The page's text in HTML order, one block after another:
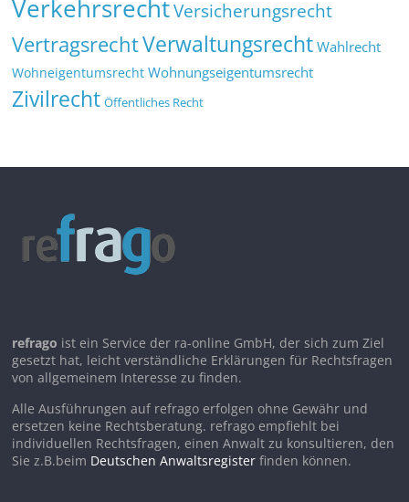
VerkehrsrechtVersicherungsrecht
VertragsrechtVerwaltungsrecht Wahlrecht
Wohneigentumsrecht Wohnungseigentumsrecht
Zivilrecht Öffentliches Recht
refrago ist ein Service der ra-online GmbH, der sich zum Ziel
gesetzt hat, leicht verständliche Erklärungen für Rechtsfragen
von allgemeinem Interesse zu finden.
Alle Ausführungen auf refrago erfolgen ohne Gewähr und
ersetzen keine Rechtsberatung. refrago empfiehlt bei
individuellen Rechtsfragen, einen Anwalt zu konsultieren, den
Sie z.B.beim Deutschen Anwaltsregister finden können.